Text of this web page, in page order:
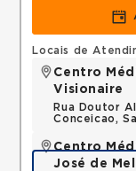
Locais de
Centro
Visionaire
Rua Doutor
Conceicao,
Centro
José de